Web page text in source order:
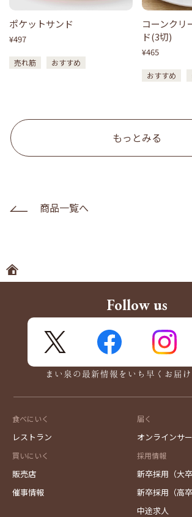
ポケットサンド
¥497
売れ筋 おすすめ
コーンクリ
ド(3切)
¥465
おすすめ
もっとみる
商品一覧へ
Follow us
FaceBook
まい泉の最新情報をいち早くお届け
食べにいく
レストラン
買いにいく
販売店
催事情報
届く
オンラインサ
採用情報
新卒採用（大
新卒採用（高
中途求人